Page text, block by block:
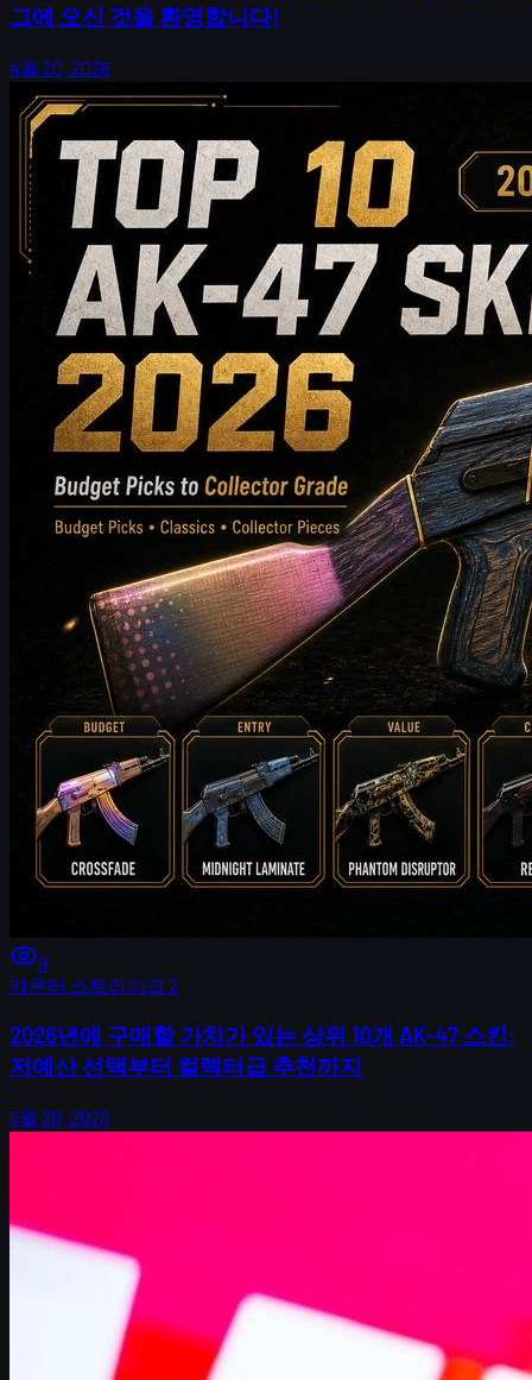
그에 오신 것을 환영합니다!
4월 20, 2026
9
카운터 스트라이크 2
2026년에 구매할 가치가 있는 상위 10개 AK-47 스킨:
저예산 선택부터 컬렉터급 추천까지
5월 20, 2026